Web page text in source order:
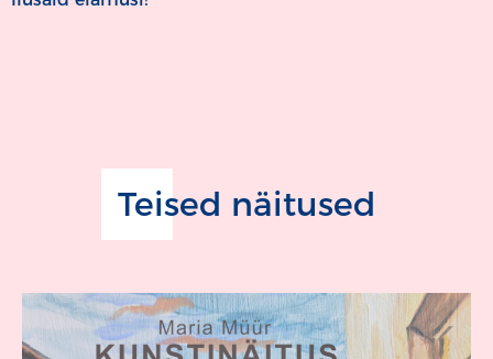
Teised näitused